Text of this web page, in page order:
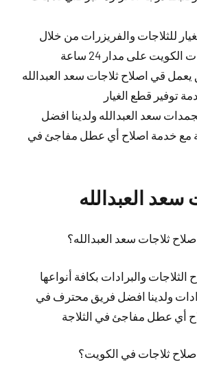
للثلاجات والفريزرات من خلال
على مدار 24 ساعة
قي اصلاح ثلاجات سعد العبدالله
توفير قطع الغيار
سعد العبدالله ولدينا افضل
مع خدمة اصلاح أي عطل مفاجئ في
سعد العبدالله
ثلاجات سعد العبدالله؟
والبرادات بكافة أنواعها
ولدينا افضل فريق محترف في
أي عطل مفاجئ في الثلاجة
ثلاجات في الكويت؟